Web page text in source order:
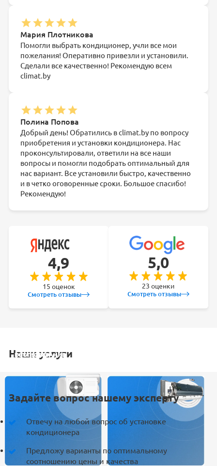
Мария Плотникова
Помогли выбрать кондиционер, учли все мои
пожелания! Оперативно привезли и установили.
Сделали все качественно! Рекомендую всем
climat.by
Полина Попова
Добрый день! Обратились в climat.by по вопросу
приобретения и установки кондиционера. Нас
проконсультировали, ответили на все наши
вопросы и помогли подобрать оптимальный для
нас вариант. Все установили быстро, качественно
и в четко оговоренные сроки. Большое спасибо!
Рекомендую!
4,9
15 оценок
Смотреть отзывы
5,0
23 оценки
Смотреть отзывы
Наши услуги
УСТАНОВКА
ОБСЛУЖИВАНИЕ
Задайте вопрос нашему эксперту
Отвечу на любой вопрос об установке
кондиционера
Предложу варианты по оптимальному
соотношению цены и качества